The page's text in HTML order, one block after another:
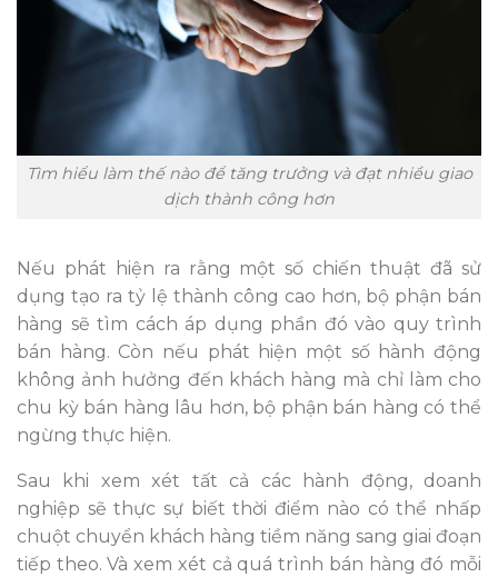
Tìm hiểu làm thế nào để tăng trưởng và đạt nhiều giao
dịch thành công hơn
Nếu phát hiện ra rằng một số chiến thuật đã sử
dụng tạo ra tỷ lệ thành công cao hơn, bộ phận bán
hàng sẽ tìm cách áp dụng phần đó vào quy trình
bán hàng. Còn nếu phát hiện một số hành động
không ảnh hưởng đến khách hàng mà chỉ làm cho
chu kỳ bán hàng lâu hơn, bộ phận bán hàng có thể
ngừng thực hiện.
Sau khi xem xét tất cả các hành động, doanh
nghiệp sẽ thực sự biết thời điểm nào có thể nhấp
chuột chuyển khách hàng tiềm năng sang giai đoạn
tiếp theo. Và xem xét cả quá trình bán hàng đó mỗi